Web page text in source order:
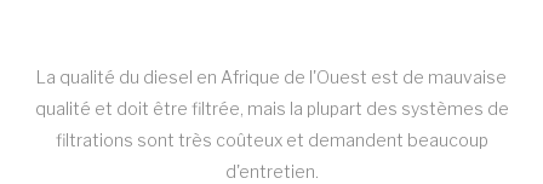
La qualité du diesel en Afrique de l'Ouest est de mauvaise
qualité et doit être filtrée, mais la plupart des systèmes de
filtrations sont très coûteux et demandent beaucoup
d'entretien.